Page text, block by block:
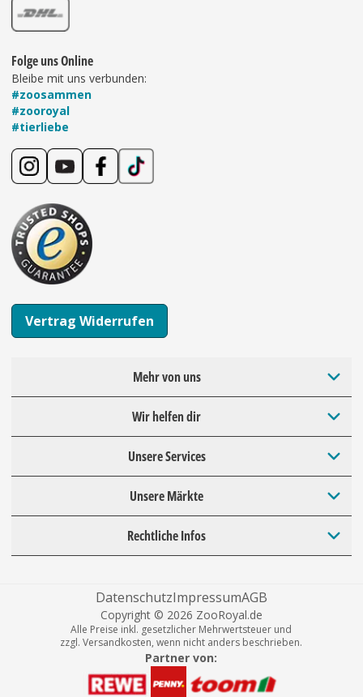
Folge uns Online
Bleibe mit uns verbunden:
#zoosammen
#zooroyal
#tierliebe
Vertrag Widerrufen
Mehr von uns
Wir helfen dir
Unsere Services
Unsere Märkte
Rechtliche Infos
DatenschutzImpressumAGB
Copyright © 2026 ZooRoyal.de
Alle Preise inkl. gesetzlicher Mehrwertsteuer und
zzgl. Versandkosten, wenn nicht anders beschrieben.
Partner von: